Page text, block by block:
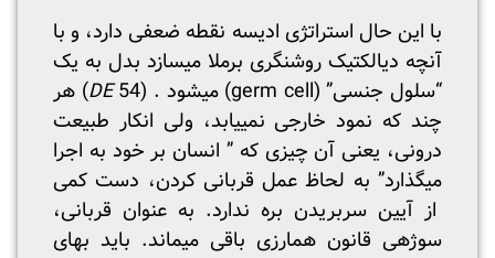
با این حال استراتژی ادیسه نقطه ضعفی دارد، و با
آن­چه دیالکتیک روشنگری برملا می­سازد بدل به یک
“سلول جنسی” (germ cell) می­شود . (
DE54) هر
چند که نمود خارجی نمی­یابد، ولی انکار طبیعت
درونی، یعنی آن چیزی که ” انسان بر خود به اجرا
میگذارد” به لحاظ عمل قربانی کردن، دست کمی
از آیین سربریدن بره­ ندارد. به عنوان قربانی،
سوژه­ی قانون هم­ارزی باقی می­ماند. باید بهای